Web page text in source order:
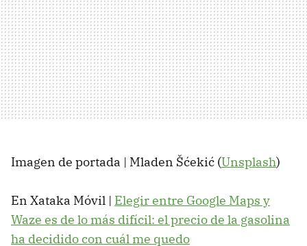
Imagen de portada | Mladen Šćekić (Unsplash)
En Xataka Móvil | Elegir entre Google Maps y
Waze es de lo más difícil: el precio de la gasolina
ha decidido con cuál me quedo